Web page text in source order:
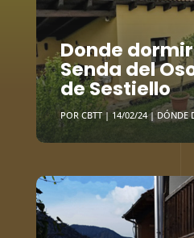
Donde
Senda del
de Sestiello
POR CBTT| 14/02/24| DÓNDE